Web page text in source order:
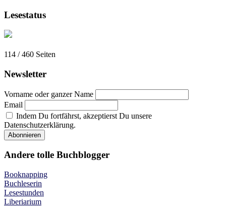
Lesestatus
114 / 460 Seiten
Newsletter
Vorname oder ganzer Name
Email
Indem Du fortfährst, akzeptierst Du unsere
Datenschutzerklärung.
Andere tolle Buchblogger
Booknapping
Buchleserin
Lesestunden
Liberiarium